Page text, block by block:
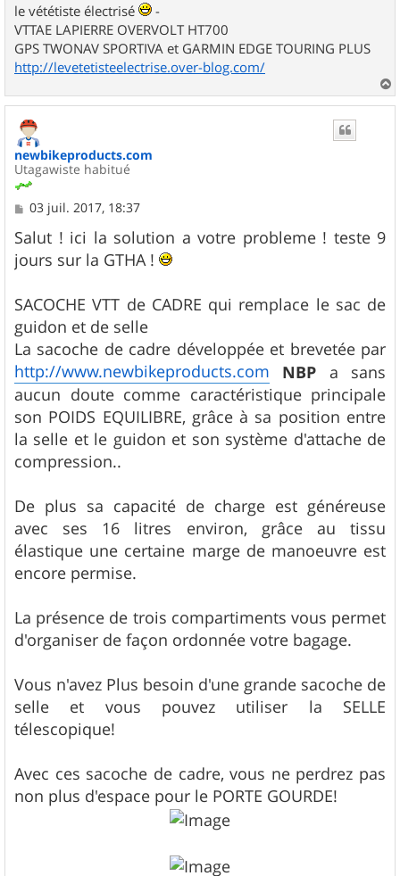
le vététiste électrisé
-
VTTAE LAPIERRE OVERVOLT HT700
GPS TWONAV SPORTIVA et GARMIN EDGE TOURING PLUS
http://levetetisteelectrise.over-blog.com/
a
newbikeproducts.com
Utagawiste habitué
M
s
s
a
03 juil. 2017, 18:37
Salut ! ici la solution a votre probleme ! teste 9
jours sur la GTHA !
SACOCHE VTT de CADRE qui remplace le sac de
guidon et de selle
La sacoche de cadre développée et brevetée par
http://www.newbikeproducts.com
NBP a sans
aucun doute comme caractéristique principale
son POIDS EQUILIBRE, grâce à sa position entre
la selle et le guidon et son système d'attache de
compression..
De plus sa capacité de charge est généreuse
avec ses 16 litres environ, grâce au tissu
élastique une certaine marge de manoeuvre est
encore permise.
La présence de trois compartiments vous permet
d'organiser de façon ordonnée votre bagage.
Vous n'avez Plus besoin d'une grande sacoche de
selle et vous pouvez utiliser la SELLE
télescopique!
Avec ces sacoche de cadre, vous ne perdrez pas
non plus d'espace pour le PORTE GOURDE!